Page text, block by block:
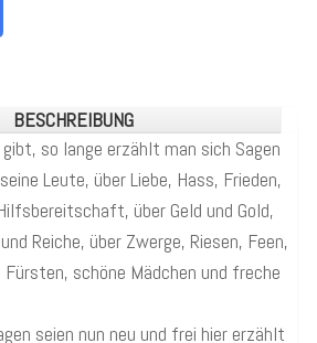
BESCHREIBUNG
so lange erzählt man sich Sagen
Leute, über Liebe, Hass, Frieden,
über Geld und Gold,
Reiche, über Zwerge, Riesen, Feen,
Fürsten, schöne Mädchen und freche
seien nun neu und frei hier erzählt